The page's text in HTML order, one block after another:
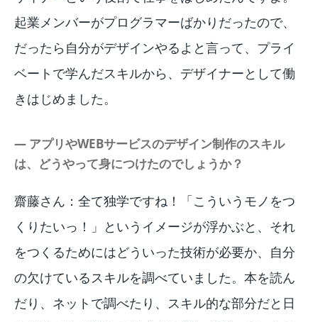
起業メンバーがプログラマーばかりだったので、
だったら自分がデザインやるよと言って、プライ
ベートで学んだスキルから、デザイナーとして働
きはじめました。
― アプリやWEBサービスのデザイン制作のスキル
は、どうやって身につけたのでしょうか？
齋藤さん：全て独学ですね！「こういうモノをつ
くりたいっ！」というイメージが浮かぶと、それ
をつくるためにはどういった技術が必要か、自分
の欠けているスキルを調べていました。本を読ん
だり、ネットで調べたり、スキル的な部分だと日